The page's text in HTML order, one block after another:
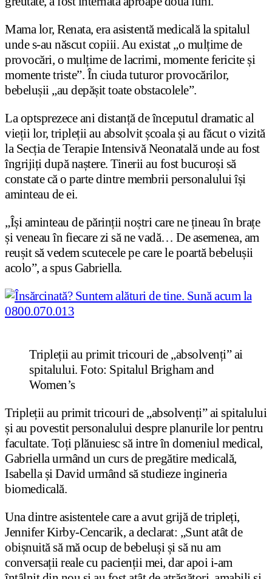
Mama lor, Renata, era asistentă medicală la spitalul
unde s-au născut copiii. Au existat „o mulțime de
provocări, o mulțime de lacrimi, momente fericite și
momente triste”. În ciuda tuturor provocărilor,
bebelușii „au depășit toate obstacolele”.
La optsprezece ani distanță de începutul dramatic al
vieții lor, tripleții au absolvit școala și au făcut o vizită
la Secția de Terapie Intensivă Neonatală unde au fost
îngrijiți după naștere. Tinerii au fost bucuroși să
constate că o parte dintre membrii personalului își
aminteau de ei.
„Își aminteau de părinții noștri care ne țineau în brațe
și veneau în fiecare zi să ne vadă… De asemenea, am
reușit să vedem scutecele pe care le poartă bebelușii
acolo”, a spus Gabriella.
Tripleții au primit tricouri de „absolvenți” ai
spitalului. Foto: Spitalul Brigham and
Women’s
Tripleții au primit tricouri de „absolvenți” ai spitalului
și au povestit personalului despre planurile lor pentru
facultate. Toți plănuiesc să intre în domeniul medical,
Gabriella urmând un curs de pregătire medicală,
Isabella și David urmând să studieze ingineria
biomedicală.
Una dintre asistentele care a avut grijă de tripleți,
Jennifer Kirby-Cencarik, a declarat: „Sunt atât de
obișnuită să mă ocup de bebeluși și să nu am
conversații reale cu pacienții mei, dar apoi i-am